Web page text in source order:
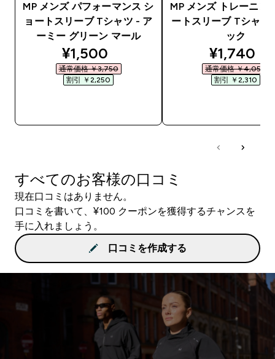
MP メンズ パフォーマンス シ
ョートスリーブ Tシャツ - ア
ーミー グリーン マール
discounted price
¥1,500‎
通常価格 ￥3,750‎
割引 ￥2,250‎
MP メンズ トレーニン
ートスリーブ Tシャツ
ック
¥1,740‎
通常価格 ￥4,050‎
割引 ￥2,310‎
すべてのお客様の口コミ
現在口コミはありません。
口コミを書いて、¥100 クーポンを獲得するチャンスを
手に入れましょう。
口コミを作成する